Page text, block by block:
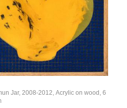
Jar, 2008-2012, Acrylic on wood, 6